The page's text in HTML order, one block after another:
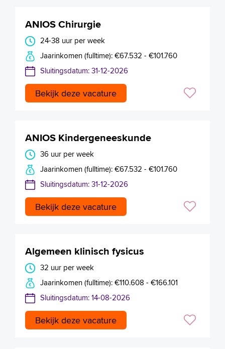
ANIOS Chirurgie
24-38 uur per week
Jaarinkomen (fulltime): €67.532 - €101.760
Sluitingsdatum: 31-12-2026
Bekijk deze vacature
ANIOS Kindergeneeskunde
36 uur per week
Jaarinkomen (fulltime): €67.532 - €101.760
Sluitingsdatum: 31-12-2026
Bekijk deze vacature
Algemeen klinisch fysicus
32 uur per week
Jaarinkomen (fulltime): €110.608 - €166.101
Sluitingsdatum: 14-08-2026
Bekijk deze vacature